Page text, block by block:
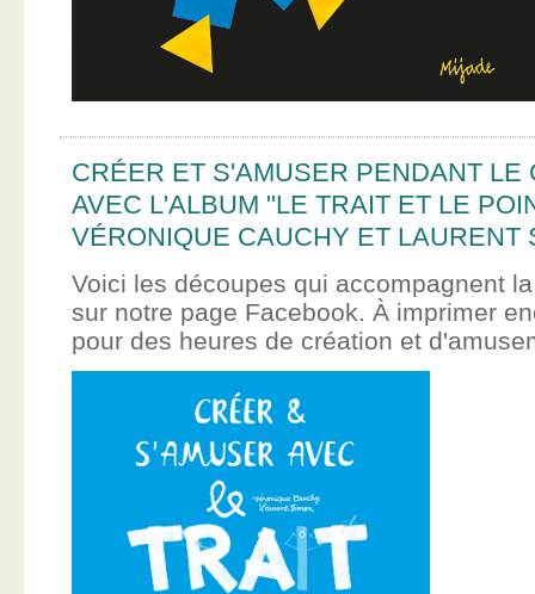
CRÉER ET S'AMUSER PENDANT LE
AVEC L'ALBUM "LE TRAIT ET LE
VÉRONIQUE CAUCHY ET LAURENT
Voici les découpes qui accompagnent
sur notre page Facebook. À imprimer
pour des heures de création et